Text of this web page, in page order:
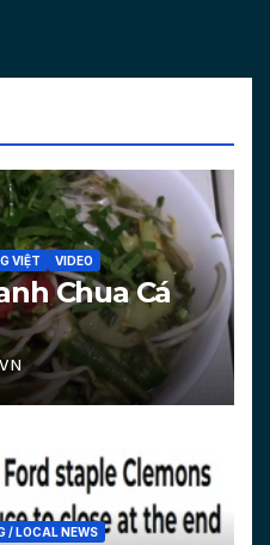
VIỆT VIDEO
Chua Cá
VN
/ LOCAL NEWS